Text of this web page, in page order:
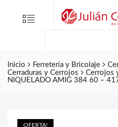
Menu
Inicio Ferretería y Bricolaje
Cerraduras y Cerrojos
Cerrojos
NIQUELADO AMIG 384 60 –
OFERTA!
Folletos
Contacto